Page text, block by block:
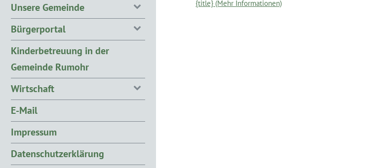
{title} (Mehr Informationen)
Unsere Gemeinde
Bürgerportal
Kinderbetreuung in der
Gemeinde Rumohr
Wirtschaft
E-Mail
Impressum
Datenschutzerklärung